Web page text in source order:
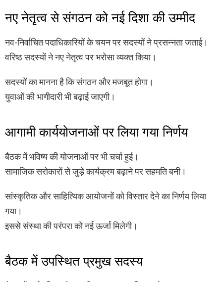
नए नेतृत्व से संगठन को नई दिशा की उम्मीद
नव-निर्वाचित पदाधिकारियों के चयन पर सदस्यों ने प्रसन्नता जताई।
वरिष्ठ सदस्यों ने नए नेतृत्व पर भरोसा व्यक्त किया।
सदस्यों का मानना है कि संगठन और मजबूत होगा।
युवाओं की भागीदारी भी बढ़ाई जाएगी।
आगामी कार्ययोजनाओं पर लिया गया निर्णय
बैठक में भविष्य की योजनाओं पर भी चर्चा हुई।
सामाजिक सरोकारों से जुड़े कार्यक्रम बढ़ाने पर सहमति बनी।
सांस्कृतिक और साहित्यिक आयोजनों को विस्तार देने का निर्णय लिया
गया।
इससे संस्था की परंपरा को नई ऊर्जा मिलेगी।
बैठक में उपस्थित प्रमुख सदस्य